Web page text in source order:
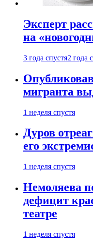
Эксперт
на
3 года спустя2 года
мигранта
1 неделя спустя
Дуров
его
1 неделя спустя
Немоляева
дефицит
театре
1 неделя спустя